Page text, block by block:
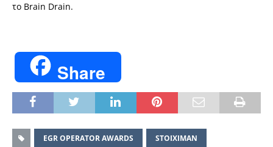
το Brain Drain.
Share
EGR OPERATOR AWARDS STOIXIMAN